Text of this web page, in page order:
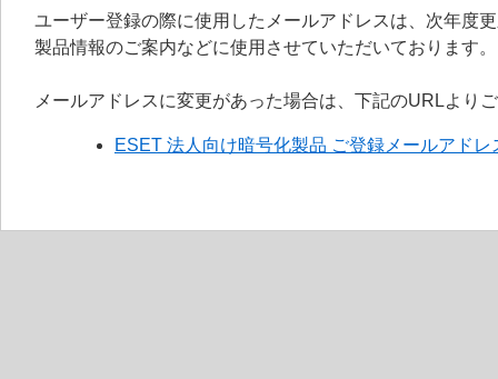
ユーザー登録の際に使用したメールアドレスは、次年度
製品情報のご案内などに使用させていただいております。
メールアドレスに変更があった場合は、下記のURLより
ESET 法人向け暗号化製品 ご登録メールアドレ